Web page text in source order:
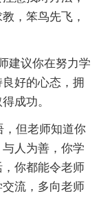
，笨鸟先飞，
建议你在努力学
好的心态，拥
成功。
，但老师知道你
人为善，你学
你都能令老师
流，多向老师